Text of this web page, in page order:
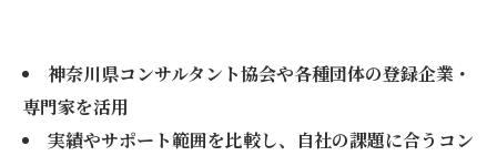
神奈川県コンサルタント協会や各種団体の登録企業・
専門家を活用
実績やサポート範囲を比較し、自社の課題に合うコン